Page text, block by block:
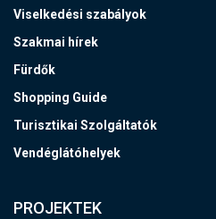
Viselkedési szabályok
Szakmai hírek
Fürdők
Shopping Guide
Turisztikai Szolgáltatók
Vendéglátóhelyek
PROJEKTEK